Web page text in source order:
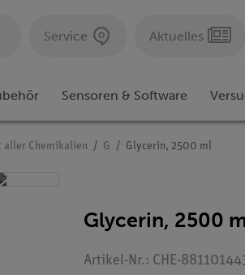
Service Aktuelles
Sensoren & Software
aller Chemikalien G Glycerin, 2500 ml
Glycerin, 2500
Artikel-Nr.: CHE-